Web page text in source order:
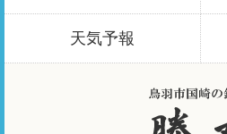
天気予報